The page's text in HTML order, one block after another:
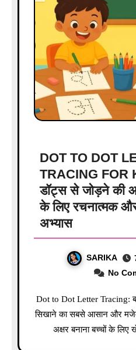
DOT TO DOT
TRACING FOR
डॉट्स से जोड़ने की
के लिए रचनात्मक
अभ्यास
SARIKA
No
Dot to Dot Letter Tracing: बच्चों को हिंदी अक्षरों की पहचान
सिखाने का सबसे आसान और
अक्षर बनाना बच्चों के